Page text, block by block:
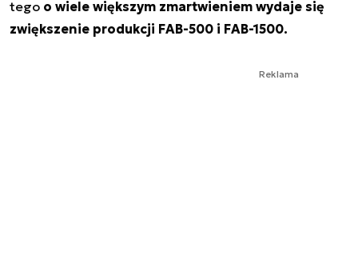
tego o wiele większym zmartwieniem wydaje się
zwiększenie produkcji FAB-500 i FAB-1500.
Reklama